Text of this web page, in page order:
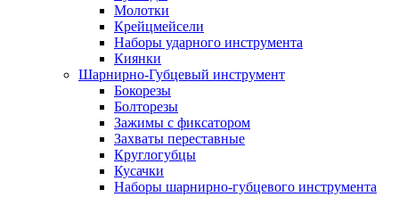
Молотки
Крейцмейсели
Наборы ударного инструмента
Киянки
Шарнирно-Губцевый инструмент
Бокорезы
Болторезы
Зажимы с фиксатором
Захваты переставные
Круглогубцы
Кусачки
Наборы шарнирно-губцевого инструмента